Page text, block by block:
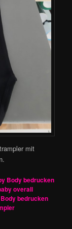
mit
Body bedrucken
overall
bedrucken